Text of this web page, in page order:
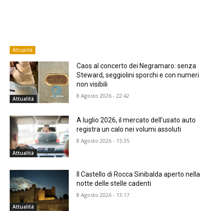
Attualità
Attualità
Caos al concerto dei Negramaro: senza
Steward, seggiolini sporchi e con numeri
non visibili
8 Agosto 2026 - 22:42
Attualità
A luglio 2026, il mercato dell’usato auto
registra un calo nei volumi assoluti
8 Agosto 2026 - 15:35
Attualità
Il Castello di Rocca Sinibalda aperto nella
notte delle stelle cadenti
8 Agosto 2026 - 13:17